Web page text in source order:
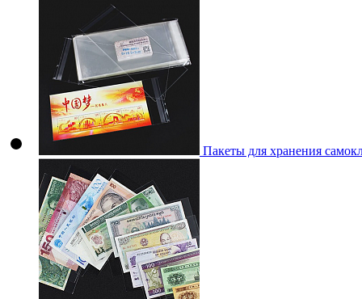
Пакеты для хранения